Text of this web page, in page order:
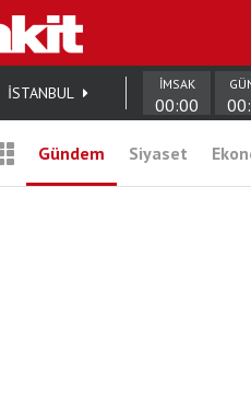
İSTANBUL İMSAK
00:00
Gündem Siyaset